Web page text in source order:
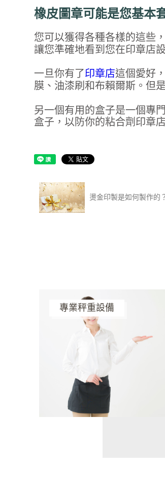
橡皮圖章可能是您基本
您可以獲得各種各樣的這些
讓您準確地看到您在印章店
一旦你有了印章店這個愛好
膜、油漆刷和布賴爾斯。但
另一個有用的盒子是一個專
盒子，以防你的粘合劑印章
燙金印製是如何製作的
專業秤重設備